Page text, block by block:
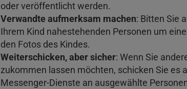
oder veröffentlicht werden.
Verwandte aufmerksam machen: Bitten Sie
Ihrem Kind nahestehenden Personen um
den Fotos des Kindes.
Weiterschicken, aber sicher: Wenn Sie
zukommen lassen möchten, schicken Sie es
Messenger-Dienste an ausgewählte